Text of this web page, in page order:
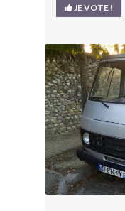
LE BLOG
JE VOTE !